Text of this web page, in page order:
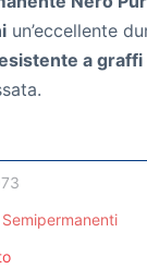
un’eccellente
a graffi